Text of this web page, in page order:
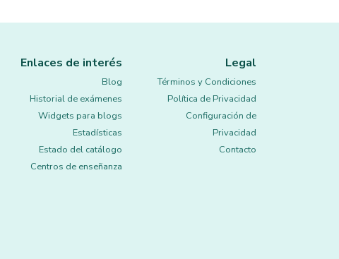
Enlaces de interés
Blog
Historial de exámenes
Widgets para blogs
Estadísticas
Estado del catálogo
Centros de enseñanza
Legal
Términos y Condiciones
Política de Privacidad
Configuración de
Privacidad
Contacto